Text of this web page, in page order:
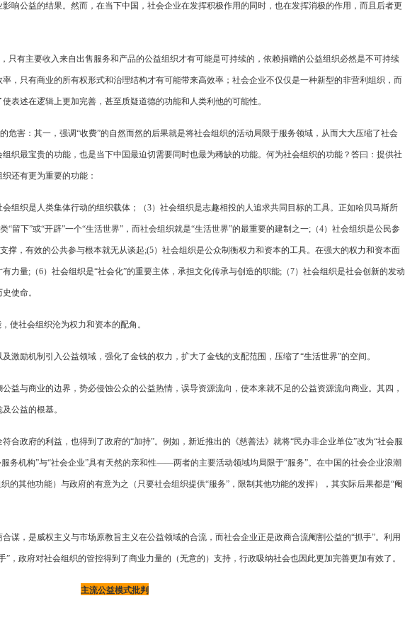
响公益的结果。然而，在当下中国，社会企业在发挥积极作用的同时，也在发挥消极的作用，而且后者更
只有主要收入来自出售服务和产品的公益组织才有可能是可持续的，依赖捐赠的公益组织必然是不可持续
，只有商业的所有权形式和治理结构才有可能带来高效率；社会企业不仅仅是一种新型的非营利组织，而
表述在逻辑上更加完善，甚至质疑道德的功能和人类利他的可能性。
危害：其一，强调“收费”的自然而然的后果就是将社会组织的活动局限于服务领域，从而大大压缩了社会
织最宝贵的功能，也是当下中国最迫切需要同时也最为稀缺的功能。何为社会组织的功能？答曰：提供社
还有更为重要的功能：
会组织是人类集体行动的组织载体；（3）社会组织是志趣相投的人追求共同目标的工具。正如哈贝马斯所
“留下”或“开辟”一个“生活世界”，而社会组织就是“生活世界”的最重要的建制之一;（4）社会组织是公民参
撑，有效的公共参与根本就无从谈起;(5）社会组织是公众制衡权力和资本的工具。在强大的权力和资本面
力量;（6）社会组织是“社会化”的重要主体，承担文化传承与创造的职能;（7）社会组织是社会创新的发动
使命。
使社会组织沦为权力和资本的配角。
激励机制引入公益领域，强化了金钱的权力，扩大了金钱的支配范围，压缩了“生活世界”的空间。
益与商业的边界，势必侵蚀公众的公益热情，误导资源流向，使本来就不足的公益资源流向商业。其四，
公益的根基。
合政府的利益，也得到了政府的“加持”。例如，新近推出的《慈善法》就将“民办非企业单位”改为“社会服
务机构”与“社会企业”具有天然的亲和性——两者的主要活动领域均局限于“服务”。在中国的社会企业浪潮
的其他功能）与政府的有意为之（只要社会组织提供“服务”，限制其他功能的发挥），其实际后果都是“阉
谋，是威权主义与市场原教旨主义在公益领域的合流，而社会企业正是政商合流阉割公益的“抓手”。利用
，政府对社会组织的管控得到了商业力量的（无意的）支持，行政吸纳社会也因此更加完善更加有效了。
主流公益模式批判